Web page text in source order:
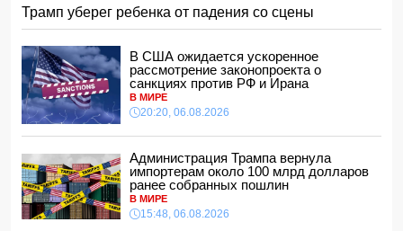
15:28, 06.08.2026
За месяц пограничники задержали 330 разыскиваемых
лиц
15:08, 06.08.2026
Конфликт из-за бабушки: в Шамахинском районе пастух
избил жену
15:00, 06.08.2026
на Венере
14:48, 06.08.2026
В Баку 40-летний мужчина погиб, упав с балкона
14:40, 06.08.2026
Трамп уберег ребенка от падения со сцены
В США ожидается ускоренное
рассмотрение законопроекта о
санкциях против РФ и Ирана
В МИРЕ
20:20, 06.08.2026
Администрация Трампа вернула
импортерам около 100 млрд долларов
ранее собранных пошлин
В МИРЕ
15:48, 06.08.2026